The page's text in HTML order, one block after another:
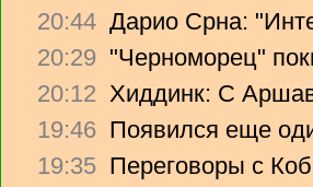
20:44 Дарио Срна:
20:29 "Черноморец"
20:12 Хиддинк: С
19:46 Появился еще
19:35 Переговоры с